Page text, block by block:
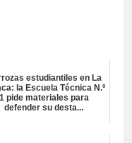
estudiantiles en La
la Escuela Técnica N.º
1 pide materiales para
defender su desta...